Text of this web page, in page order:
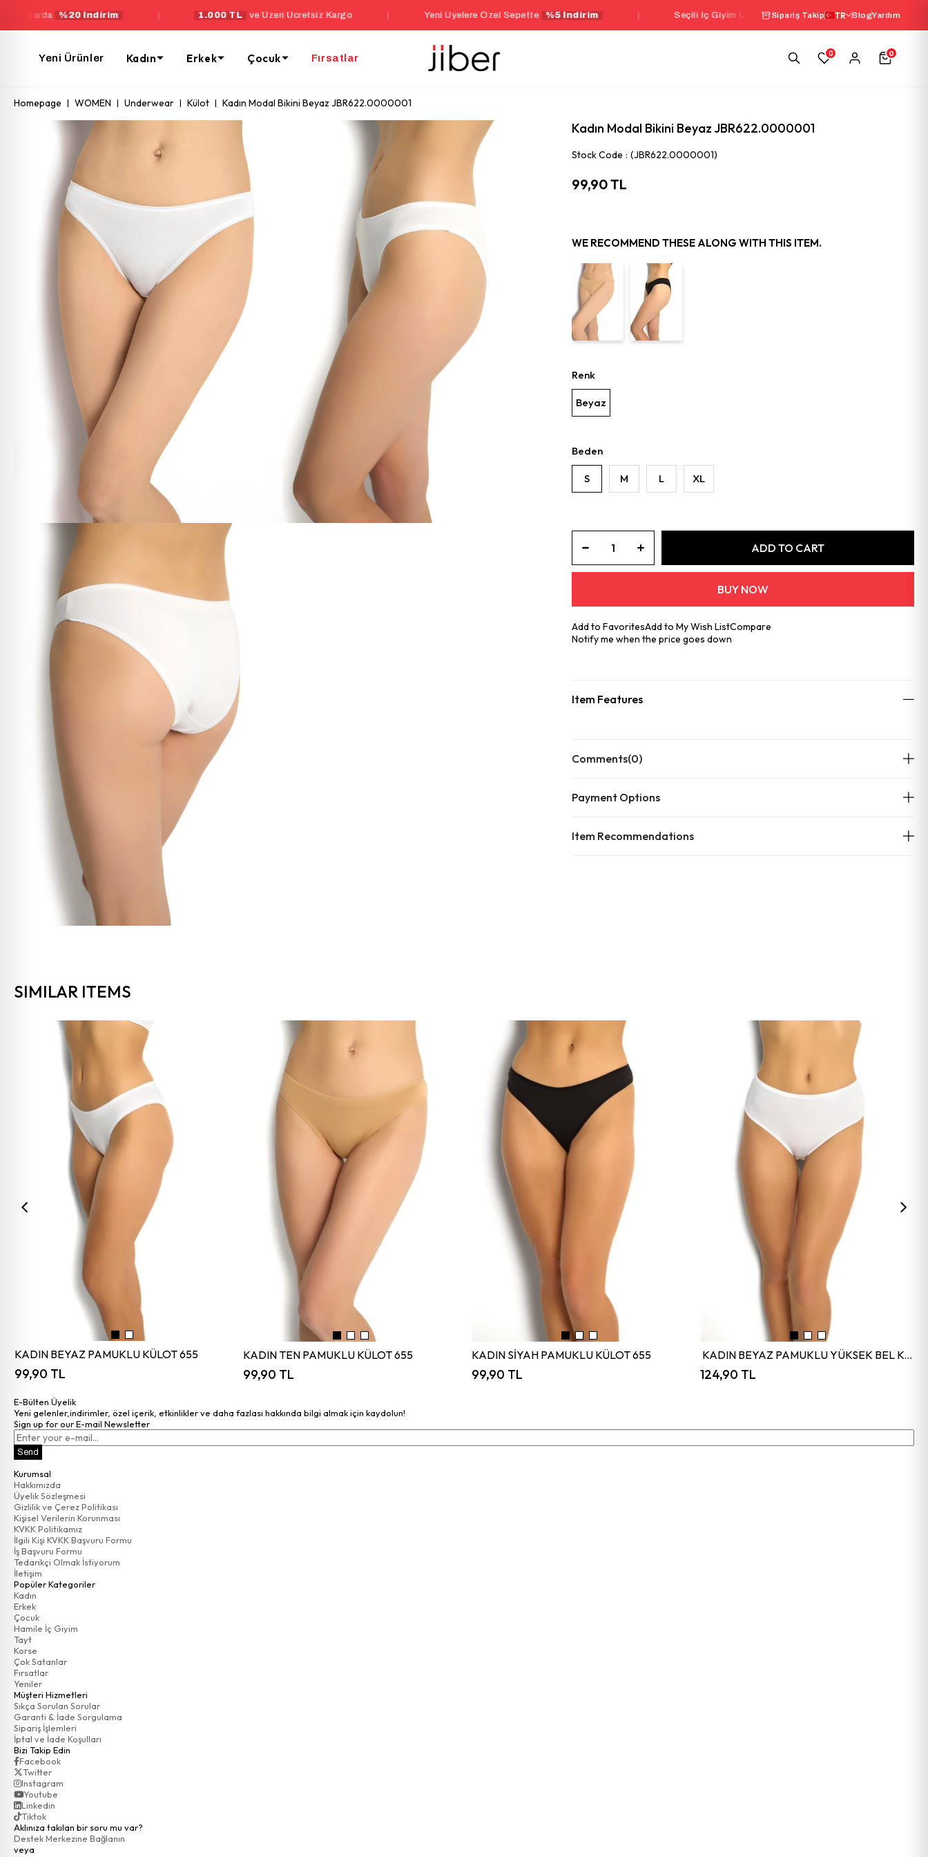
%20 İndirim | 1.000 TL ve Üzeri Ücretsiz Kargo | Yeni Üyelere Özel Sepette %5 İndirim | Seçili İç Giyim Ürünlerinde 1000 TL Üzeri Sepette %10 İndirim
Sipariş Takip TR BlogYardım
Yeni Ürünler Kadın Erkek Çocuk Fırsatlar 0 0
Homepage WOMEN Underwear Külot Kadın Modal Bikini Beyaz JBR622.0000001
Kadın Modal Bikini Beyaz JBR622.0000001
Stock Code (JBR622.0000001)
99,90 TL
WE RECOMMEND THESE ALONG WITH THIS ITEM.
Renk
Beyaz
Beden
S M L XL
Add to FavoritesAdd to My Wish ListCompare
Notify me when the price goes down
Item Features
Comments(0)
Payment Options
Item Recommendations
SIMILAR ITEMS
KADIN BEYAZ PAMUKLU KÜLOT 655
99,90 TL
KADIN TEN PAMUKLU KÜLOT 655
99,90 TL
KADIN SİYAH PAMUKLU KÜLOT 655
99,90 TL
KADIN BEYAZ PAMUKLU YÜKSEK BEL KÜLOT 652
124,90 TL
E-Bülten Üyelik
Yeni gelenler,indirimler, özel içerik, etkinlikler ve daha fazlası hakkında bilgi almak için kaydolun!
Sign up for our E-mail Newsletter
Send
Kurumsal
Hakkımızda
Üyelik Sözleşmesi
Gizlilik ve Çerez Politikası
Kişisel Verilerin Korunması
KVKK Politikamız
İlgili Kişi KVKK Başvuru Formu
İş Başvuru Formu
Tedarikçi Olmak İstiyorum
İletişim
Popüler Kategoriler
Kadın
Erkek
Çocuk
Hamile İç Giyim
Tayt
Korse
Çok Satanlar
Fırsatlar
Yeniler
Müşteri Hizmetleri
Sıkça Sorulan Sorular
Garanti & İade Sorgulama
Sipariş İşlemleri
İptal ve İade Koşulları
Bizi Takip Edin
Facebook
Twitter
Instagram
Youtube
Linkedin
Tiktok
Aklınıza takılan bir soru mu var?
Destek Merkezine Bağlanın
veya